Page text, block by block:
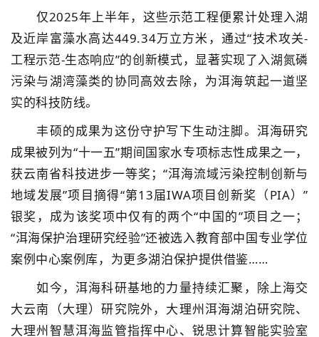
仅2025年上半年，这些示范工程便累计处理入湖
及近岸富藻水高达449.34万立方米，通过“技术攻关-
工程示范-生态响应”的创新模式，显著实现了入湖氮磷
污染与湖湾藻类的协同高效去除，为洱海筑起一道坚
实的科技防线。
丰硕的成果为这份守护写下生动注脚。洱海研究
成果被列为“十一五”期间国家水专项标志性成果之一，
获云南省科技进步一等奖；“洱海流域污染控制创新与
地域发展”项目摘得“第13届IWA项目创新奖（PIA）”
银奖，成为该奖项中仅有的两个“中国的”项目之一；
“洱海保护治理研究经验”还被选入教育部中国专业学位
案例中心案例库，为更多湖泊保护提供借鉴……
如今，洱海科研基地的力量持续汇聚，除上海交
大云南（大理）研究院外，大理州洱海湖泊研究院、
大理州智慧洱海监管指挥中心、锐思计算智能实验室